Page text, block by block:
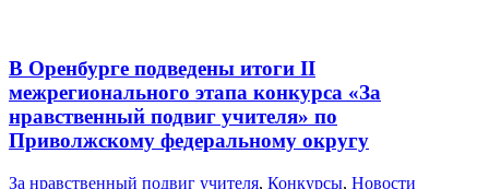
В Оренбурге подведены итоги II
межрегионального этапа конкурса «За
нравственный подвиг учителя» по
Приволжскому федеральному округу
За нравственный подвиг учителя, Конкурсы, Новости